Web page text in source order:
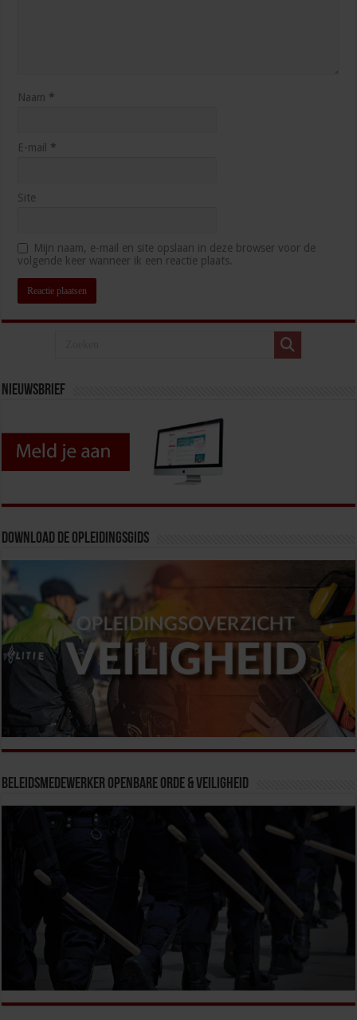
Naam *
E-mail *
Site
Mijn naam, e-mail en site opslaan in deze browser voor de
volgende keer wanneer ik een reactie plaats.
Nieuwsbrief
Download de opleidingsgids
Beleidsmedewerker Openbare Orde & Veiligheid